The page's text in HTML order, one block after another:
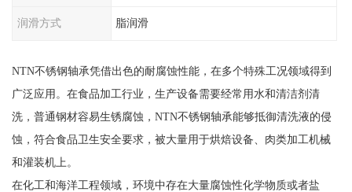
润滑方式 脂润滑
NTN不锈钢轴承凭借出色的耐腐蚀性能，在多个特殊工况领域得到
广泛应用。在食品加工行业，生产设备需要经常用水和清洁剂清
洗，普通钢材容易生锈腐蚀，NTN不锈钢轴承能够抵御清洗液的侵
蚀，符合食品卫生安全要求，被大量用于烘焙设备、肉类加工机械
和灌装机上。
在化工和海洋工程领域，环境中存在大量腐蚀性化学物质或者盐